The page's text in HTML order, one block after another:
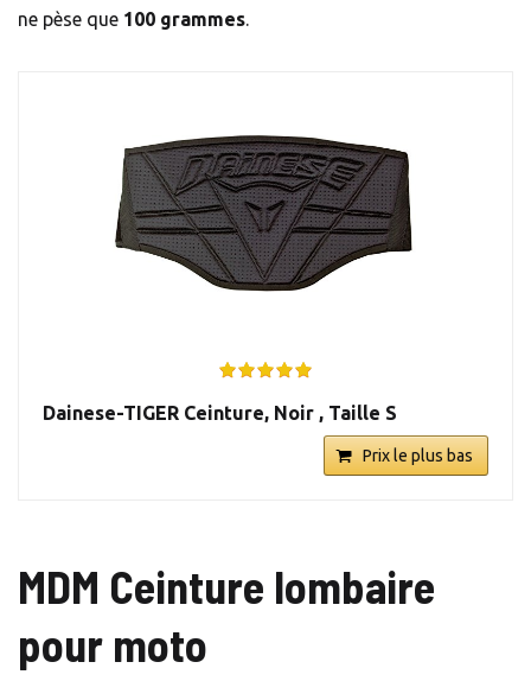
ne pèse que 100 grammes.
Dainese-TIGER Ceinture, Noir , Taille S
Prix le plus bas
MDM Ceinture lombaire
pour moto